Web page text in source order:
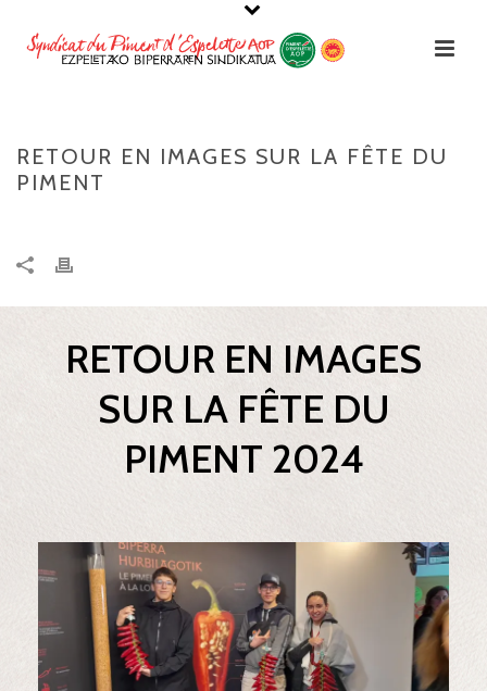
RETOUR EN IMAGES SUR LA FÊTE DU
PIMENT
RETOUR EN IMAGES
SUR LA FÊTE DU
PIMENT 2024